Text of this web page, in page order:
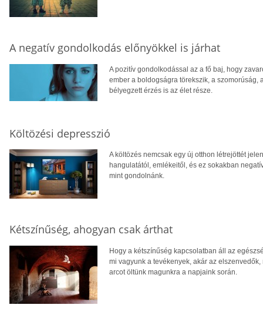
A negatív gondolkodás előnyökkel is járhat
A pozitív gondolkodással az a fő baj, hogy
ember a boldogságra törekszik, a szomorúság,
bélyegzett érzés is az élet része.
Költözési depresszió
A költözés nemcsak egy új otthon létrejöttét
hangulatától, emlékeitől, és ez sokakban
mint gondolnánk.
Kétszínűség, ahogyan csak árthat
Hogy a kétszínűség kapcsolatban áll az
mi vagyunk a tevékenyek, akár az
arcot öltünk magunkra a napjaink során.